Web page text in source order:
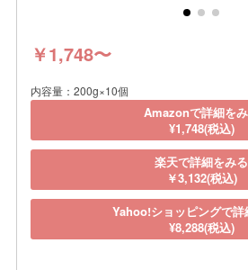
￥1,748〜
内容量：200g×10個
Amazonで詳細を
¥1,748(税込)
楽天で詳細をみる
￥3,132(税込)
Yahoo!ショッピングで詳
¥8,288(税込)